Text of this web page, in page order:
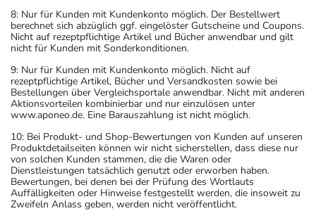
8: Nur für Kunden mit Kundenkonto möglich. Der Bestellwert
berechnet sich abzüglich ggf. eingelöster Gutscheine und Coupons.
Nicht auf rezeptpflichtige Artikel und Bücher anwendbar und gilt
nicht für Kunden mit Sonderkonditionen.
9: Nur für Kunden mit Kundenkonto möglich. Nicht auf
rezeptpflichtige Artikel, Bücher und Versandkosten sowie bei
Bestellungen über Vergleichsportale anwendbar. Nicht mit anderen
Aktionsvorteilen kombinierbar und nur einzulösen unter
www.aponeo.de. Eine Barauszahlung ist nicht möglich.
10: Bei Produkt- und Shop-Bewertungen von Kunden auf unseren
Produktdetailseiten können wir nicht sicherstellen, dass diese nur
von solchen Kunden stammen, die die Waren oder
Dienstleistungen tatsächlich genutzt oder erworben haben.
Bewertungen, bei denen bei der Prüfung des Wortlauts
Auffälligkeiten oder Hinweise festgestellt werden, die insoweit zu
Zweifeln Anlass geben, werden nicht veröffentlicht.